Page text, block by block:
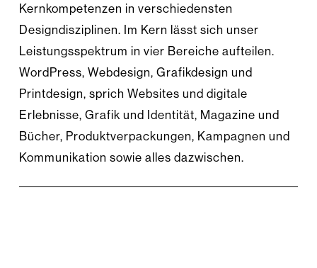
Kernkompetenzen in verschiedensten
Designdisziplinen. Im Kern lässt sich unser
Leistungsspektrum in vier Bereiche aufteilen.
WordPress, Webdesign, Grafikdesign und
Printdesign, sprich Websites und digitale
Erlebnisse, Grafik und Identität, Magazine und
Bücher, Produktverpackungen, Kampagnen und
Kommunikation sowie alles dazwischen.